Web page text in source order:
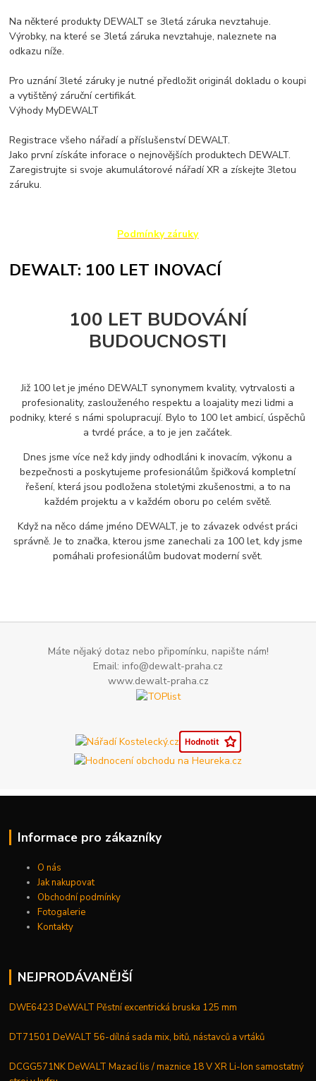
Na některé produkty DEWALT se 3letá záruka nevztahuje.
Výrobky, na které se 3letá záruka nevztahuje, naleznete na
odkazu níže.
Pro uznání 3leté záruky je nutné předložit originál dokladu o koupi
a vytištěný záruční certifikát.
Výhody MyDEWALT
Registrace všeho nářadí a příslušenství DEWALT.
Jako první získáte inforace o nejnovějších produktech DEWALT.
Zaregistrujte si svoje akumulátorové nářadí XR a získejte 3letou
záruku.
Podmínky záruky
DEWALT: 100 LET INOVACÍ
100 LET BUDOVÁNÍ
BUDOUCNOSTI
Již 100 let je jméno DEWALT synonymem kvality, vytrvalosti a
profesionality, zaslouženého respektu a loajality mezi lidmi a
podniky, které s námi spolupracují. Bylo to 100 let ambicí, úspěchů
a tvrdé práce, a to je jen začátek.
Dnes jsme více než kdy jindy odhodláni k inovacím, výkonu a
bezpečnosti a poskytujeme profesionálům špičková kompletní
řešení, která jsou podložena stoletými zkušenostmi, a to na
každém projektu a v každém oboru po celém světě.
Když na něco dáme jméno DEWALT, je to závazek odvést práci
správně. Je to značka, kterou jsme zanechali za 100 let, kdy jsme
pomáhali profesionálům budovat moderní svět.
Máte nějaký dotaz nebo připomínku, napište nám!
Email: info@dewalt-praha.cz
www.dewalt-praha.cz
Informace pro zákazníky
O nás
Jak nakupovat
Obchodní podmínky
Fotogalerie
Kontakty
NEJPRODÁVANĚJŠÍ
DWE6423 DeWALT Pěstní excentrická bruska 125 mm
DT71501 DeWALT 56-dílná sada mix, bitů, nástavců a vrtáků
DCGG571NK DeWALT Mazací lis / maznice 18 V XR Li-Ion samostatný